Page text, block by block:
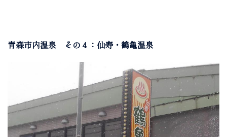
青森市内温泉 その４：仙寿・鶴亀温泉